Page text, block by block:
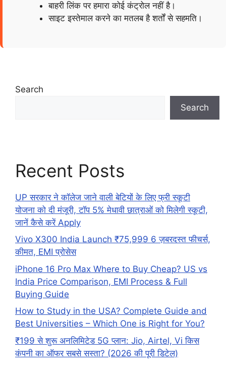
बाहरी लिंक पर हमारा कोई कंट्रोल नहीं है।
साइट इस्तेमाल करने का मतलब है शर्तों से सहमति।
Search
Search
Recent Posts
UP सरकार ने कॉलेज जाने वाली बेटियों के लिए फ्री स्कूटी
योजना को दी मंजूरी, टॉप 5% मेधावी छात्राओं को मिलेगी स्कूटी,
जानें कैसे करें Apply
Vivo X300 India Launch ₹75,999 6 ज़बरदस्त फीचर्स,
कीमत, EMI प्रोसेस
iPhone 16 Pro Max Where to Buy Cheap? US vs
India Price Comparison, EMI Process & Full
Buying Guide
How to Study in the USA? Complete Guide and
Best Universities – Which One is Right for You?
₹199 से शुरू अनलिमिटेड 5G प्लान: Jio, Airtel, Vi किस
कंपनी का ऑफर सबसे सस्ता? (2026 की पूरी डिटेल)